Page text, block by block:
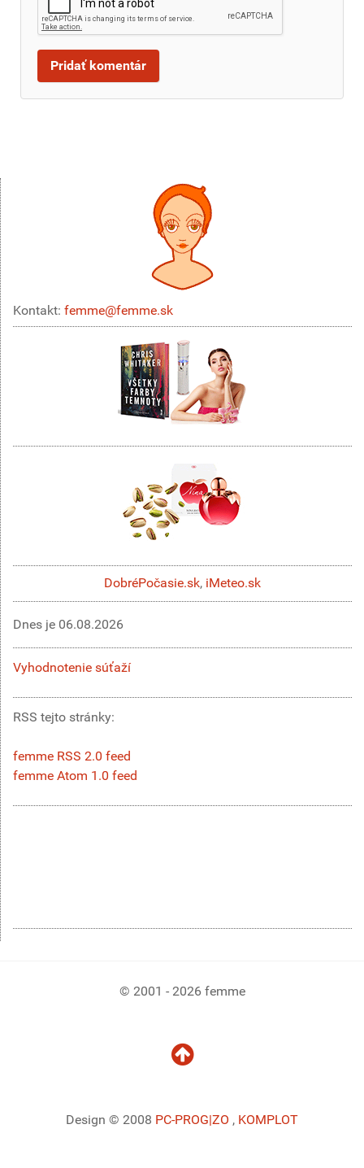
Kontakt: femme@femme.sk
DobréPočasie.sk, iMeteo.sk
Dnes je 06.08.2026
Vyhodnotenie súťaží
RSS tejto stránky:
femme RSS 2.0 feed
femme Atom 1.0 feed
© 2001 - 2026 femme
Design © 2008 PC-PROG|ZO , KOMPLOT